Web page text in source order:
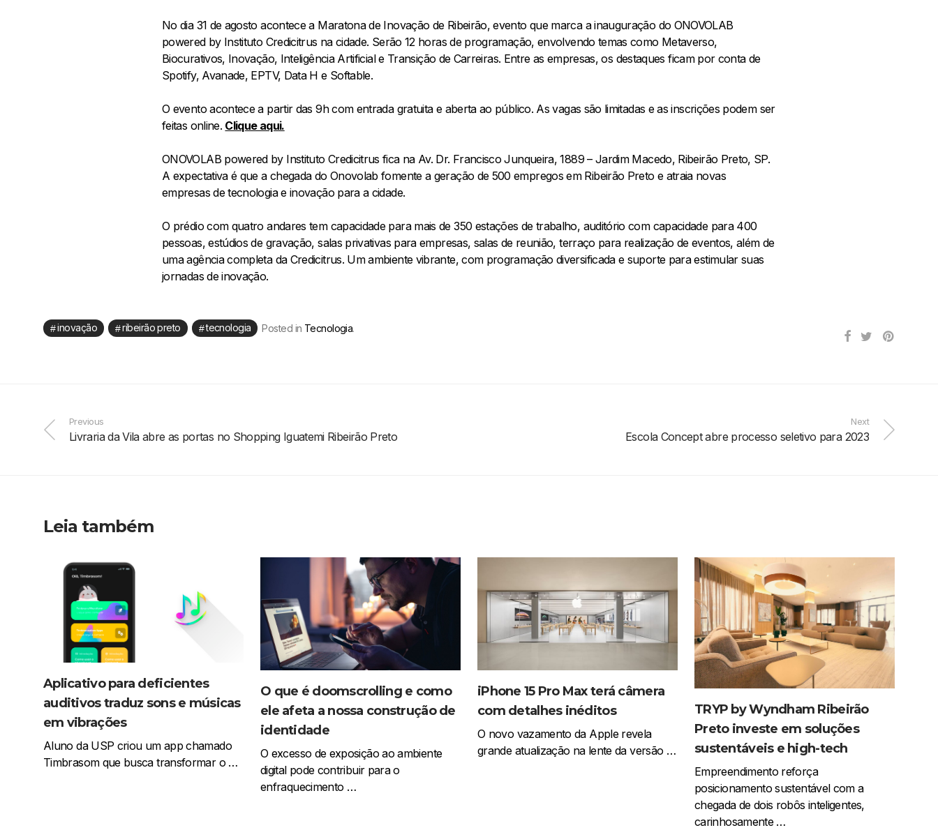
No dia 31 de agosto acontece a Maratona de Inovação de Ribeirão, evento que marca a inauguração do ONOVOLAB
powered by Instituto Credicitrus na cidade. Serão 12 horas de programação, envolvendo temas como Metaverso,
Biocurativos, Inovação, Inteligência Artificial e Transição de Carreiras. Entre as empresas, os destaques ficam por conta de
Spotify, Avanade, EPTV, Data H e Softable.
O evento acontece a partir das 9h com entrada gratuita e aberta ao público. As vagas são limitadas e as inscrições podem ser
feitas online. Clique aqui.
ONOVOLAB powered by Instituto Credicitrus fica na Av. Dr. Francisco Junqueira, 1889 – Jardim Macedo, Ribeirão Preto, SP.
A expectativa é que a chegada do Onovolab fomente a geração de 500 empregos em Ribeirão Preto e atraia novas
empresas de tecnologia e inovação para a cidade.
O prédio com quatro andares tem capacidade para mais de 350 estações de trabalho, auditório com capacidade para 400
pessoas, estúdios de gravação, salas privativas para empresas, salas de reunião, terraço para realização de eventos, além de
uma agência completa da Credicitrus. Um ambiente vibrante, com programação diversificada e suporte para estimular suas
jornadas de inovação.
inovação ribeirão preto tecnologia Posted in Tecnologia.
Previous
Livraria da Vila abre as portas no Shopping Iguatemi Ribeirão Preto
Next
Escola Concept abre processo seletivo para 2023
Leia também
Aplicativo para deficientes
auditivos traduz sons e músicas
em vibrações
Aluno da USP criou um app chamado
Timbrasom que busca transformar o …
O que é doomscrolling e como
ele afeta a nossa construção de
identidade
O excesso de exposição ao ambiente
digital pode contribuir para o
enfraquecimento …
iPhone 15 Pro Max terá câmera
com detalhes inéditos
O novo vazamento da Apple revela
grande atualização na lente da versão …
TRYP by Wyndham Ribeirão
Preto investe em soluções
sustentáveis e high-tech
Empreendimento reforça
posicionamento sustentável com a
chegada de dois robôs inteligentes,
carinhosamente …